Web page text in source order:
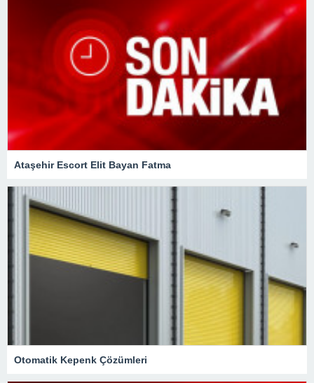
Ataşehir Escort Elit Bayan Fatma
Otomatik Kepenk Çözümleri